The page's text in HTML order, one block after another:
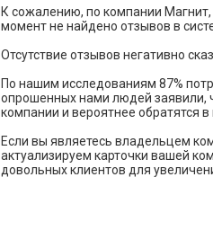
К сожалению, по компании
момент не найдено отзывов в
Отсутствие отзывов негативно
По нашим исследованиям 87%
опрошенных нами людей заявили,
компании и вероятнее обратятся
Если вы являетесь владельцем
актуализируем карточки вашей
довольных клиентов для